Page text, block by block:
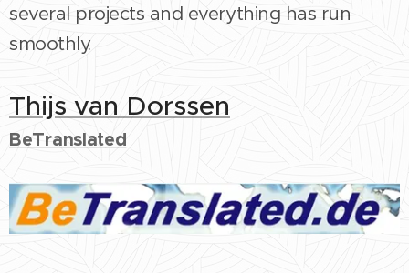
several projects and everything has run
smoothly.
Thijs van Dorssen
BeTranslated